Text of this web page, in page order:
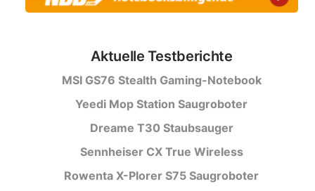
Aktuelle Testberichte
MSI GS76 Stealth Gaming-Notebook
Yeedi Mop Station Saugroboter
Dreame T30 Staubsauger
Sennheiser CX True Wireless
Rowenta X-Plorer S75 Saugroboter